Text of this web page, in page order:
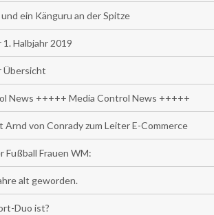
ein Känguru an der Spitze
Halbjahr 2019
Übersicht
News +++++ Media Control News +++++
von Conrady zum Leiter E-Commerce
Fußball Frauen WM:
alt geworden.
Duo ist?